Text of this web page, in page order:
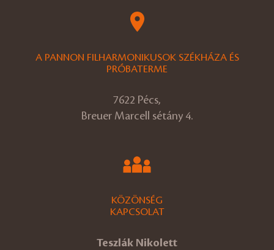
A PANNON FILHARMONIKUSOK SZÉKHÁZA ÉS
PRÓBATERME
7622 Pécs,
Breuer Marcell sétány 4.
KÖZÖNSÉG
KAPCSOLAT
Teszlák Nikolett